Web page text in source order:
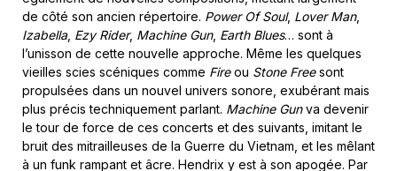
de côté son ancien répertoire. Power Of Soul, Lover Man,
Izabella, Ezy Rider, Machine Gun, Earth Blues… sont à
l’unisson de cette nouvelle approche. Même les quelques
vieilles scies scéniques comme Fireou Stone Freesont
propulsées dans un nouvel univers sonore, exubérant mais
plus précis techniquement parlant. Machine Gunva devenir
le tour de force de ces concerts et des suivants, imitant le
bruit des mitrailleuses de la Guerre du Vietnam, et les mêlant
à un funk rampant et âcre. Hendrix y est à son apogée. Par